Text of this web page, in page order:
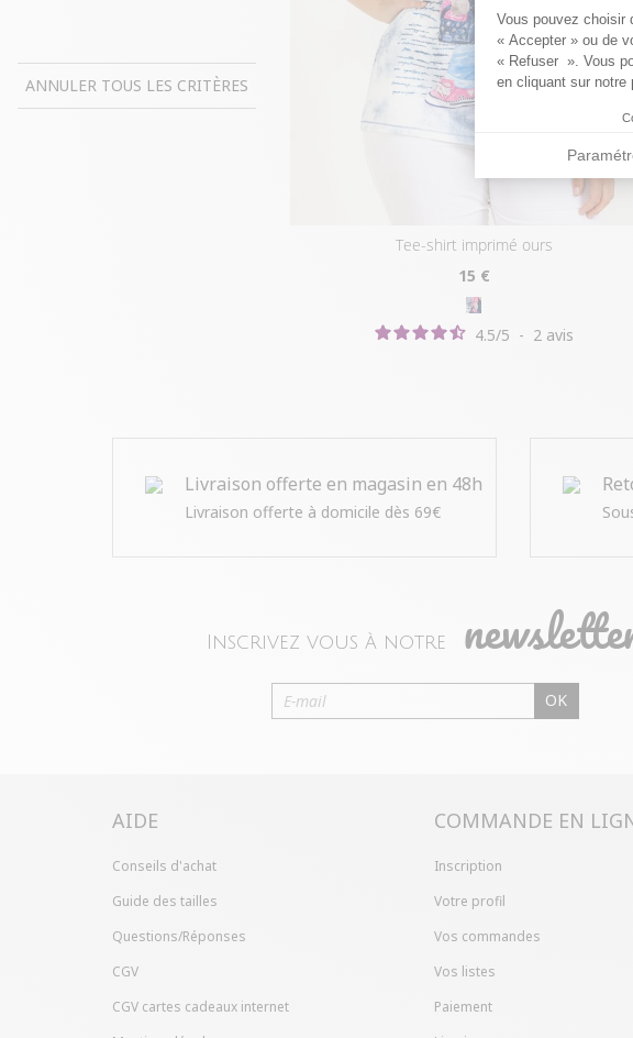
Vous pouvez choisir
« Accepter » ou de
« Refuser ». Vous
en cliquant sur notre
ANNULER TOUS LES CRITÈRES
tee-shirt imprimé ours
15 €
4.5/5 - 2 avis
Livraison offerte en magasin en 48h
Livraison offerte à domicile dès 69€
Inscrivez vous à notre
OK
AIDE
Conseils d'achat
Guide des tailles
Questions/Réponses
CGV
CGV cartes cadeaux internet
COMMANDE EN
Inscription
Votre profil
Vos commandes
Vos listes
Paiement